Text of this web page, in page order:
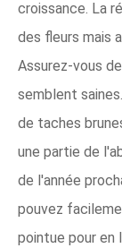
croissance. La
des fleurs mais
Assurez-vous
semblent
de taches
une partie de
de l'année
pouvez
pointue pour en